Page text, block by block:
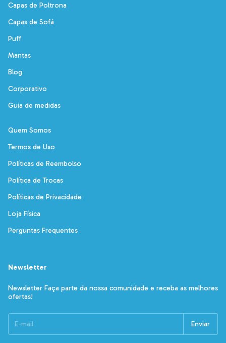
Capas de Poltrona
Capas de Sofá
Puff
Mantas
Blog
Corporativo
Guia de medidas
Quem Somos
Termos de Uso
Políticas de Reembolso
Política de Trocas
Políticas de Privacidade
Loja Física
Perguntas Frequentes
Newsletter
Newsletter Faça parte da nossa comunidade e receba as melhores
ofertas!